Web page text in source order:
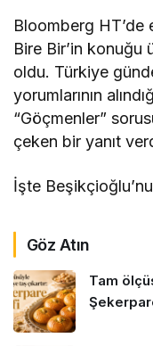
Bloomberg HT’de
Bire Bir’in
oldu. Türkiye
yorumlarının
“Göçmenler”
çeken bir yanıt
İşte
Göz Atın
Tam